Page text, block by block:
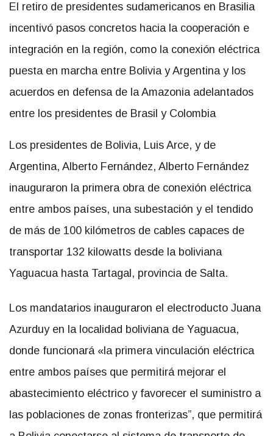
El retiro de presidentes sudamericanos en Brasilia
incentivó pasos concretos hacia la cooperación e
integración en la región, como la conexión eléctrica
puesta en marcha entre Bolivia y Argentina y los
acuerdos en defensa de la Amazonia adelantados
entre los presidentes de Brasil y Colombia
Los presidentes de Bolivia, Luis Arce, y de
Argentina, Alberto Fernández, Alberto Fernández
inauguraron la primera obra de conexión eléctrica
entre ambos países, una subestación y el tendido
de más de 100 kilómetros de cables capaces de
transportar 132 kilowatts desde la boliviana
Yaguacua hasta Tartagal, provincia de Salta.
Los mandatarios inauguraron el electroducto Juana
Azurduy en la localidad boliviana de Yaguacua,
donde funcionará «la primera vinculación eléctrica
entre ambos países que permitirá mejorar el
abastecimiento eléctrico y favorecer el suministro a
las poblaciones de zonas fronterizas”, que permitirá